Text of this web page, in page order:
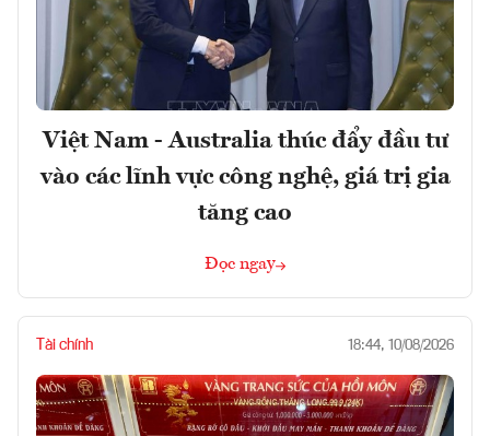
Việt Nam - Australia thúc đẩy đầu tư
vào các lĩnh vực công nghệ, giá trị gia
tăng cao
Đọc ngay
Tài chính 18:44, 10/08/2026